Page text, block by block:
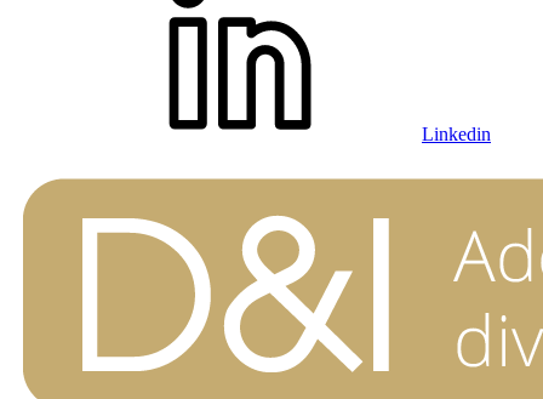
Linkedin